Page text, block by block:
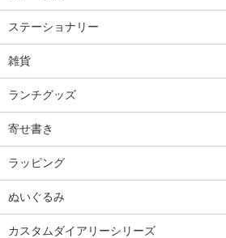
ステーショナリー
雑貨
ランチグッズ
寄せ書き
ラッピング
ぬいぐるみ
カスタムダイアリーシリーズ